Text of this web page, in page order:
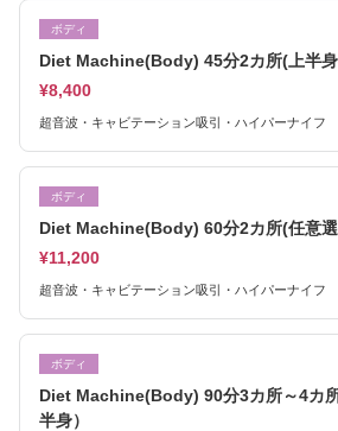
ボディ
Diet Machine(Body) 45分2カ所(上半身
¥8,400
超音波・キャビテーション吸引・ハイパーナイフ
ボディ
Diet Machine(Body) 60分2カ所(任意選
¥11,200
超音波・キャビテーション吸引・ハイパーナイフ
ボディ
Diet Machine(Body) 90分3カ所～4カ
半身）